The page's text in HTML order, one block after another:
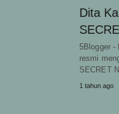
Dita
5Blogger -
resmi
SECRET
1 tahun ago